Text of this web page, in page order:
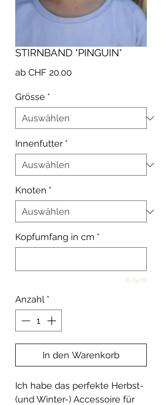
STIRNBAND *PINGUIN*
ab CHF 20.00
Grösse *
Innenfutter *
Knoten *
Kopfumfang in cm *
0/500
Anzahl *
In den Warenkorb
Ich habe das perfekte Herbst-
(und Winter-) Accessoire für